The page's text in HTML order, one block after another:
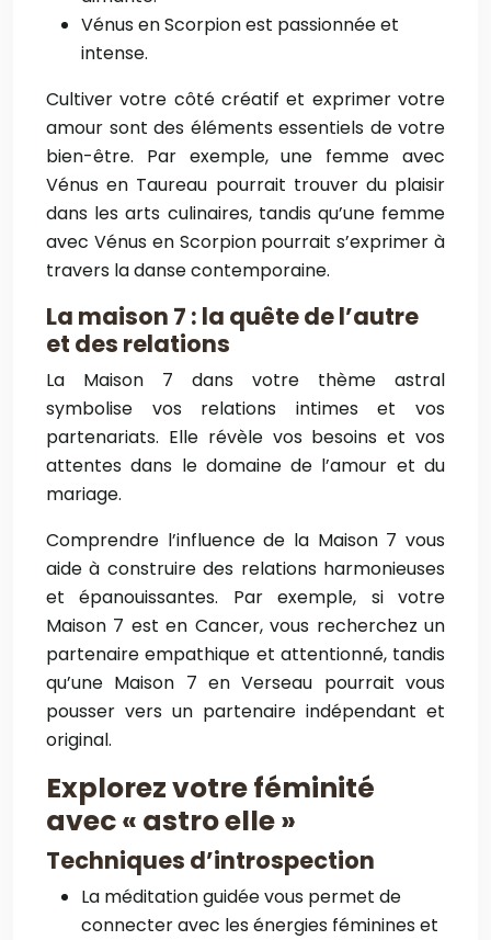
Vénus en Scorpion est passionnée et
intense.
Cultiver votre côté créatif et exprimer votre
amour sont des éléments essentiels de votre
bien-être. Par exemple, une femme avec
Vénus en Taureau pourrait trouver du plaisir
dans les arts culinaires, tandis qu’une femme
avec Vénus en Scorpion pourrait s’exprimer à
travers la danse contemporaine.
La maison 7 : la quête de l’autre
et des relations
La Maison 7 dans votre thème astral
symbolise vos relations intimes et vos
partenariats. Elle révèle vos besoins et vos
attentes dans le domaine de l’amour et du
mariage.
Comprendre l’influence de la Maison 7 vous
aide à construire des relations harmonieuses
et épanouissantes. Par exemple, si votre
Maison 7 est en Cancer, vous recherchez un
partenaire empathique et attentionné, tandis
qu’une Maison 7 en Verseau pourrait vous
pousser vers un partenaire indépendant et
original.
Explorez votre féminité
avec « astro elle »
Techniques d’introspection
La méditation guidée vous permet de
connecter avec les énergies féminines et